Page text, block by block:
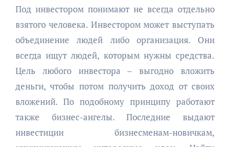
Под инвестором понимают не всегда отдельно
взятого человека. Инвестором может выступать
объединение людей либо организация. Они
всегда ищут людей, которым нужны средства.
Цель любого инвестора – выгодно вложить
деньги, чтобы потом получить доход от своих
вложений. По подобному принципу работают
также бизнес-ангелы. Последние выдают
инвестиции бизнесменам-новичкам,